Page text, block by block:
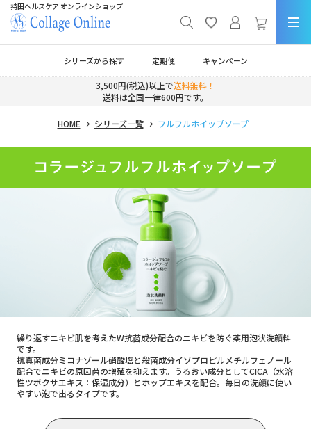
持田ヘルスケア オンラインショップ
シリーズから探す 定期便 キャンペーン
3,500円(税込)以上で送料無料！
送料は全国一律600円です。
HOME シリーズ一覧 フルフルホイップソープ
繰り返すニキビ肌を考えたW抗菌成分配合のニキビを防ぐ薬用泡状洗顔料
です。
抗真菌成分ミコナゾール硝酸塩と殺菌成分イソプロピルメチルフェノール
配合でニキビの原因菌の増殖を抑えます。うるおい成分としてCICA（水溶
性ツボクサエキス：保湿成分）とホップエキスを配合。毎日の洗顔に使い
やすい泡で出るタイプです。